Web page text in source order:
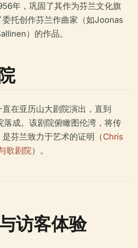
年，巩固了其作为芬兰文化旗
托创作芬兰作曲家（如Joonas
）的作品。
在亚历山大剧院演出，直到
落成。该剧院俯瞰图伦湾，将传
芬兰致力于艺术的证明（Chris
歌剧院）。
访客体验